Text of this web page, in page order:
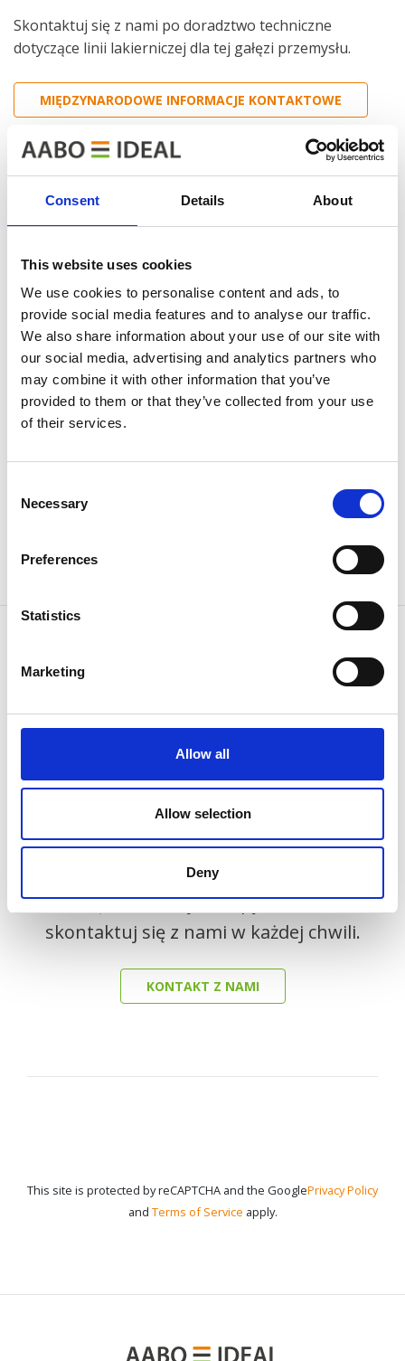
Consent Details About
This website uses cookies
We use cookies to personalise content and ads, to
provide social media features and to analyse our traffic.
We also share information about your use of our site with
our social media, advertising and analytics partners who
may combine it with other information that you’ve
provided to them or that they’ve collected from your use
of their services.
Selection
Necessary
Preferences
Statistics
Marketing
Allow all
Allow selection
Deny
Skontaktuj się z nami po doradztwo techniczne
dotyczące linii lakierniczej dla tej gałęzi przemysłu.
MIĘDZYNARODOWE INFORMACJE KONTAKTOWE
Referencje w tej branży
Tecno
Bosal
Ponieważwiemy jak
Jeśli masz jakieś pytania
skontaktuj się z nami w każdej chwili.
KONTAKT Z NAMI
This site is protected by reCAPTCHA and the GooglePrivacy Policy
and Terms of Service apply.